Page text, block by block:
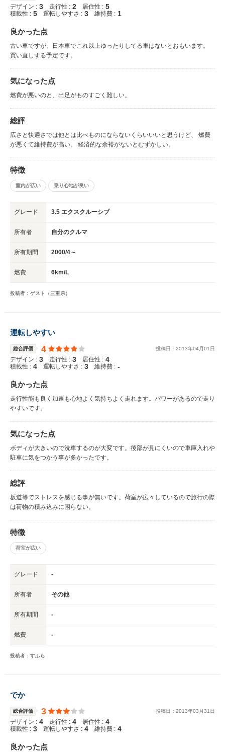
デザイン : 3 走行性 : 2 居住性 : 5
積載性 : 5 運転しやすさ : 3 維持費 : 1
良かった点
古い車ですが、日本車でこれ以上ゆったりしてる車はないとおもいます。
買い直しする予定です。
気になった点
燃費が悪いのと、出足がものすごく難しい。
総評
広さと快適さでは他とは比べものにならないくらいいいと思うけど、 燃費
が悪くて維持費が高い。 経済的な余裕がないとむずかしい。
特徴
室内が広い 乗り心地が良い
グレード 3.5 エクスクルーシブ
所有者 自分のクルマ
所有期間 2000/4～
燃費 6km/L
投稿者：ゲスト（三重県）
運転しやすい
総合評価 4 投稿日： 2013年04月01 日
デザイン : 3 走行性 : 3 居住性 : 4
積載性 : 4 運転しやすさ : 3 維持費 : -
良かった点
走行性能も良く加速も心地よく気持ちよく走れます。パワーがあるので走り
やすいです。
気になった点
ボディが大きいので洗車するのが大変です。後部が見にくいので車庫入れや
駐車に気をつかう事が多かったです。
総評
坂道等でストレスを感じる事が無いです。荷室が広々しているので旅行の際
は荷物の積み込みに困らない。
特徴
荷室が広い
グレード -
所有者 その他
所有期間 -
燃費 -
投稿者：すふら
でか
総合評価 3 投稿日： 2013年03 月31 日
デザイン : 4 走行性 : 4 居住性 : 4
積載性 : 3 運転しやすさ : 4 維持費 : 4
良かった点